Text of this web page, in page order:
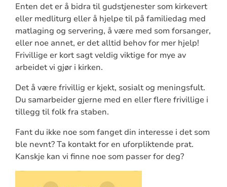
Enten det er å bidra til gudstjenester som kirkevert
eller medliturg eller å hjelpe til på familiedag med
matlaging og servering, å være med som forsanger,
eller noe annet, er det alltid behov for mer hjelp!
Frivillige er kort sagt veldig viktige for mye av
arbeidet vi gjør i kirken.
Det å være frivillig er kjekt, sosialt og meningsfult.
Du samarbeider gjerne med en eller flere frivillige i
tillegg til folk fra staben.
Fant du ikke noe som fanget din interesse i det som
ble nevnt? Ta kontakt for en uforpliktende prat.
Kanskje kan vi finne noe som passer for deg?